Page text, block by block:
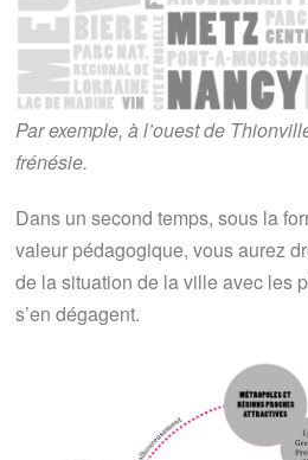
Par exemple, à l’ouest de
frénésie.
Dans un second temps, sous la
valeur pédagogique, vous aurez
de la situation de la ville avec les
s’en dégagent.